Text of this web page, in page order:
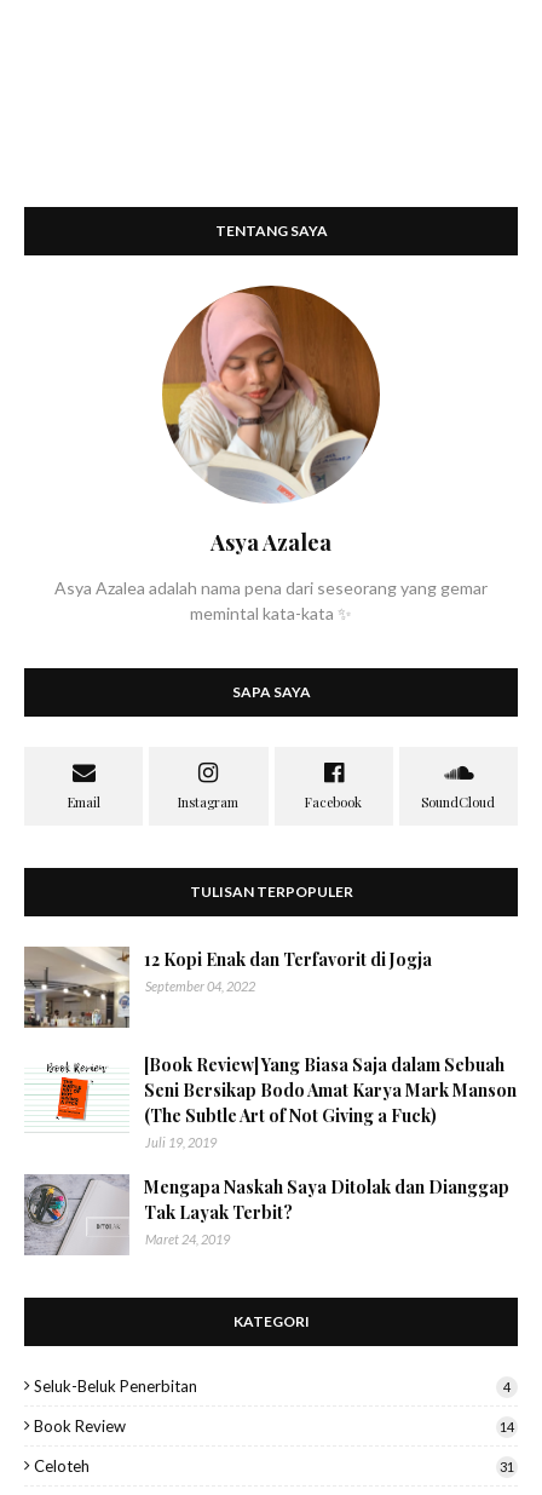
TENTANG SAYA
Asya Azalea
Asya Azalea adalah nama pena dari seseorang yang gemar
memintal kata-kata ✨
SAPA SAYA
TULISAN TERPOPULER
12 Kopi Enak dan Terfavorit di Jogja
September 04, 2022
[Book Review] Yang Biasa Saja dalam Sebuah
Seni Bersikap Bodo Amat Karya Mark Manson
(The Subtle Art of Not Giving a Fuck)
Juli 19, 2019
Mengapa Naskah Saya Ditolak dan Dianggap
Tak Layak Terbit?
Maret 24, 2019
KATEGORI
Seluk-Beluk Penerbitan 4
Book Review 14
Celoteh 31